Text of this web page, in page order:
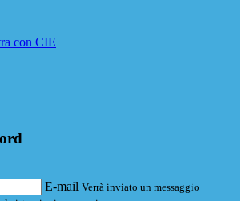
con CIE
E-mail Verrà inviato un messaggio